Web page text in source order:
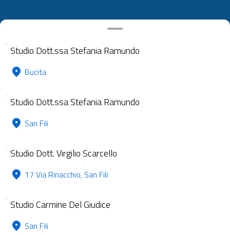
Studio Dott.ssa Stefania Ramundo
Bucita
Studio Dott.ssa Stefania Ramundo
San Fili
Studio Dott. Virgilio Scarcello
17 Via Rinacchio, San Fili
Studio Carmine Del Giudice
San Fili